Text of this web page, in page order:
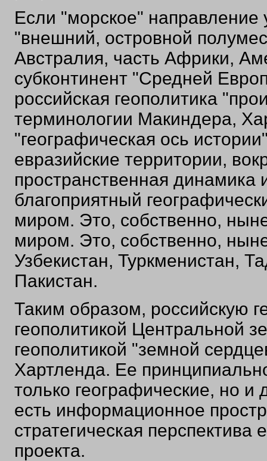
Если "морское" направление
"внешний, островной
Австралия, часть Африки,
субконтинент "Средней
российская геополитика
терминологии Макиндера,
"географическая ось
евразийские территории,
пространственная динамика
благоприятный
миром. Это, собственно,
миром. Это, собственно,
Узбекистан, Туркменистан,
Пакистан.
Таким образом, российскую
геополитикой Центральной
геополитикой "земной
Хартленда. Ее
только географические, но
есть информационное
стратегическая перспектива
проекта.